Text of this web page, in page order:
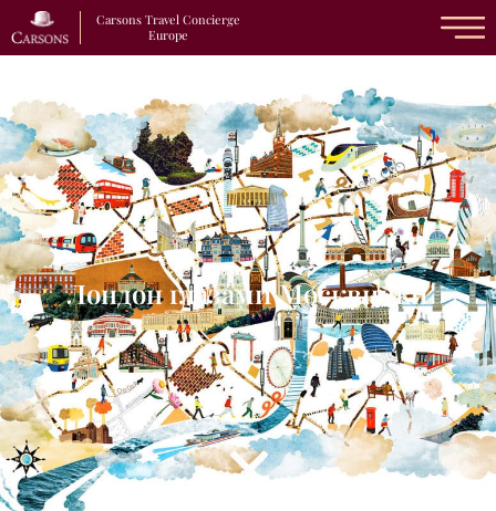
Carsons Travel Concierge
Europe
Лондон глазами Москвички